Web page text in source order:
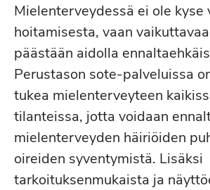
Mielenterveydessä ei ole kyse
hoitamisesta, vaan
päästään aidolla
Perustason sote-palveluissa
tukea mielenterveyteen
tilanteissa, jotta voidaan
mielenterveyden häiriöiden
oireiden syventymistä. Lisäksi
tarkoituksenmukaista ja